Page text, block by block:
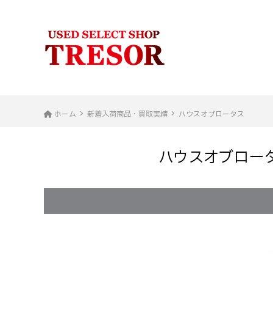
ホーム 新着入荷商品・買取実績 ハウスオブロータス
ハウスオブロー